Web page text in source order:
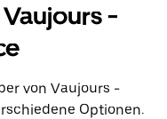
-
von Vaujours -
Optionen.